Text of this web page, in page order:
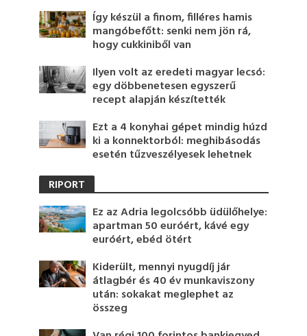
Így készül a finom, filléres hamis
mangóbefőtt: senki nem jön rá,
hogy cukkiniből van
Ilyen volt az eredeti magyar lecsó:
egy döbbenetesen egyszerű
recept alapján készítették
Ezt a 4 konyhai gépet mindig húzd
ki a konnektorból: meghibásodás
esetén tűzveszélyesek lehetnek
RIPORT
Ez az Adria legolcsóbb üdülőhelye:
apartman 50 euróért, kávé egy
euróért, ebéd ötért
Kiderült, mennyi nyugdíj jár
átlagbér és 40 év munkaviszony
után: sokakat meglephet az
összeg